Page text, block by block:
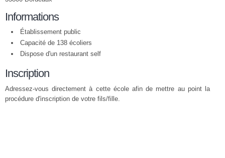
Informations
Établissement public
Capacité de 138 écoliers
Dispose d'un restaurant self
Inscription
Adressez-vous directement à cette école afin de mettre au point la
procédure d'inscription de votre fils/fille.